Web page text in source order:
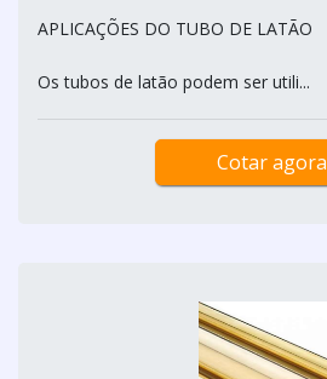
APLICAÇÕES DO TUBO DE LATÃO
Os tubos de latão podem ser utili...
Cotar agora